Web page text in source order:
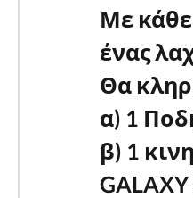
Με
ένας
Θα
α) 1
β) 1
GALAXY